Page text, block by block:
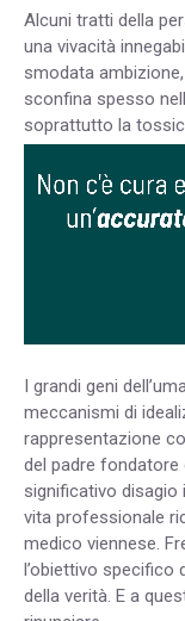
Alcuni tratti della
una vivacità
smodata
sconfina spesso
soprattutto la
I grandi geni
meccanismi di
rappresentazione
del padre fondatore
significativo
vita professionale
medico viennese.
l’obiettivo specifico
della verità. E a